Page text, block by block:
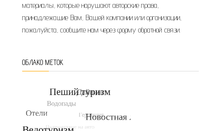
материалы, которые нарушают авторские права,
принадлежащие Вам, Вашей компании или организации,
пожалуйста, сообщите нам через форму обратной связи.
ОБЛАКО МЕТОК